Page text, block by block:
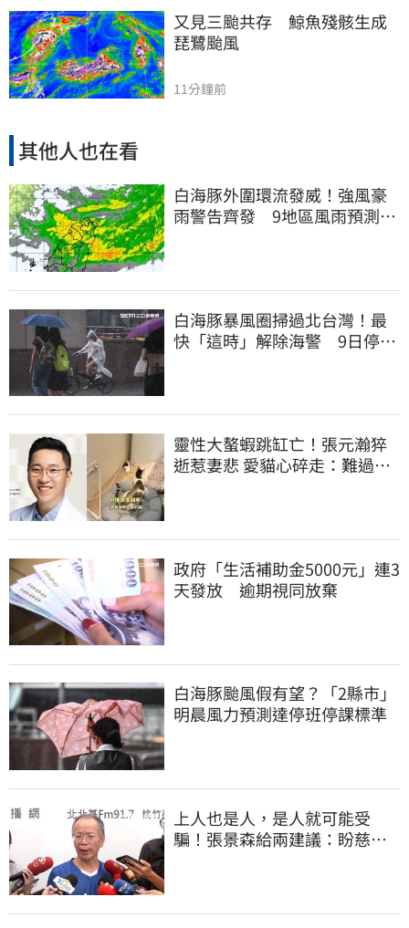
又見三颱共存　鯨魚殘骸生成
琵鷺颱風
11分鐘前
其他人也在看
白海豚外圍環流發威！強風豪
雨警告齊發 9地區風雨預測達
白海豚暴風圈掃過北台灣！最
快「這時」解除海警 9日停班
靈性大螯蝦跳缸亡！張元瀚猝
逝惹妻悲 愛貓心碎走：難過不
政府「生活補助金5000元」連3
天發放 逾期視同放棄
白海豚颱風假有望？「2縣市」
明晨風力預測達停班停課標準
上人也是人，是人就可能受
騙！張景森給兩建議：盼慈濟